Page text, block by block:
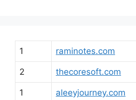
1 raminotes.com
2 thecoresoft.com
1 aleeyjourney.com